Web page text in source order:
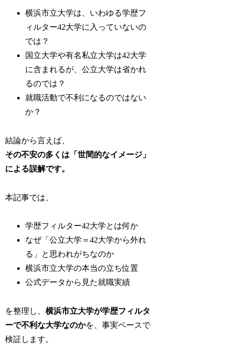
横浜市立大学は、いわゆる学歴フ
ィルター42大学に入っていないの
では？
国立大学や有名私立大学は42大学
に含まれるが、公立大学は省かれ
るのでは？
就職活動で不利になるのではない
か？
結論から言えば、
その不安の多くは「世間的なイメージ」
による誤解です。
本記事では、
学歴フィルター42大学とは何か
なぜ「公立大学＝42大学から外れ
る」と思われがちなのか
横浜市立大学の本当の立ち位置
公式データから見た就職実績
を整理し、横浜市立大学が学歴フィルタ
ーで不利な大学なのかを、事実ベースで
検証します。